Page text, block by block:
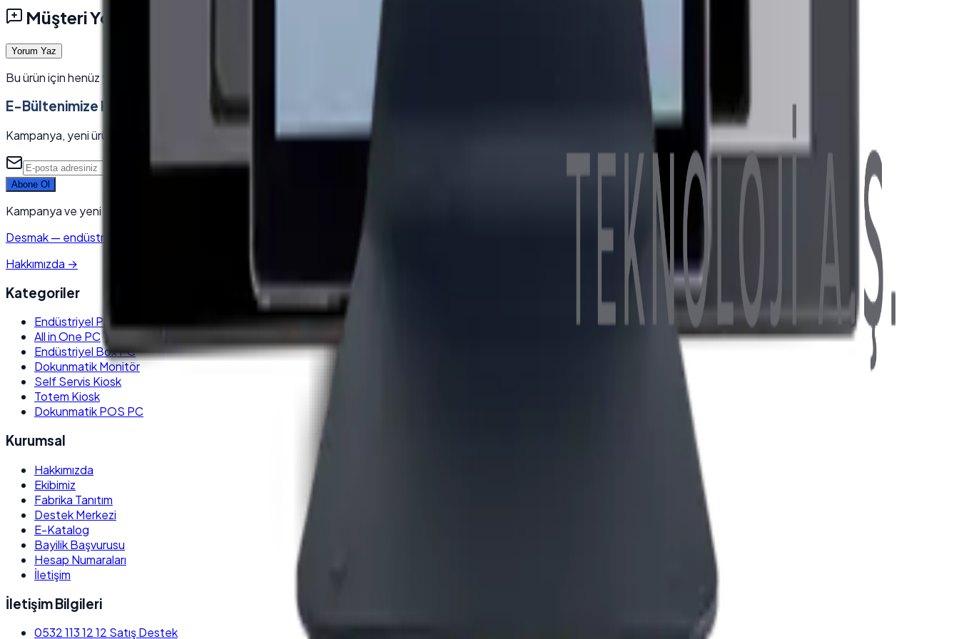
Müşteri Yorumları
Yorum Yaz
Bu ürün için henüz yorum yok — ilk yorumu siz yazın.
E-Bültenimize Katılın
Kampanya, yeni ürün ve sektörel içeriklerden ilk siz haberdar olun.
Abone Ol
Kampanya ve yeni ürünlerden haberdar olun. Kaydolarak KVKK aydınlatma metnini kabul edersiniz.
Desmak— endüstriyel elektronik & POS sistemleri tedarikçisi. Kurumsal kalite, hızlı kargo, satış sonrası destek.
Hakkımızda →
Kategoriler
Endüstriyel Panel PC
All in One PC
Endüstriyel Box PC
Dokunmatik Monitör
Self Servis Kiosk
Totem Kiosk
Dokunmatik POS PC
Kurumsal
Hakkımızda
Ekibimiz
Fabrika Tanıtım
Destek Merkezi
E-Katalog
Bayilik Başvurusu
Hesap Numaraları
İletişim
İletişim Bilgileri
0532 113 12 12 Satış Destek